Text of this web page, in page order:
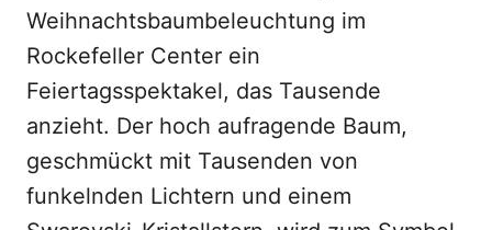
Weihnachtsbaumbeleuchtung im
Rockefeller Center ein
Feiertagsspektakel, das Tausende
anzieht. Der hoch aufragende Baum,
geschmückt mit Tausenden von
funkelnden Lichtern und einem